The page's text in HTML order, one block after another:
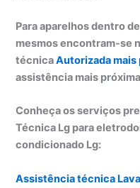
Para aparelhos dentro
mesmos encontram-se
técnicaAutorizada mais
assistência mais
Conheça os serviços
Técnica Lg para
condicionado Lg:
Assistência técnica